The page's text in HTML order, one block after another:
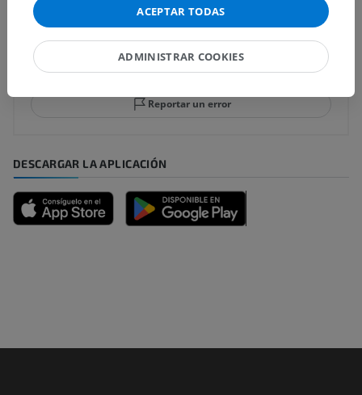
¿Ha detectado un error?
No dude en sugerir una corrección, traducción o
mejora de contenido.
Reportar un error
DESCARGAR LA APLICACIÓN
ACEPTAR TODAS
ADMINISTRAR COOKIES